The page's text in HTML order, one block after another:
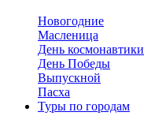
Новогодние
Масленица
День космонавтики
День Победы
Выпускной
Пасха
Туры по городам